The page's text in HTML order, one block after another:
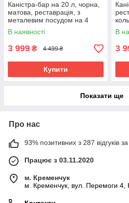
Каністра-бар на 20 л, чорна,
матова, реставрація, з
металевим посудом на 4
особи - подарунок який усіх
здивує
В наявності
3 999 ₴ 4 499 ₴
Купити
В
3
Показати ще
Про нас
93% позитивних з 287 відгуків за
Працює з 03.11.2020
м. Кременчук
м. Кременчук, вул. Перемоги 4,